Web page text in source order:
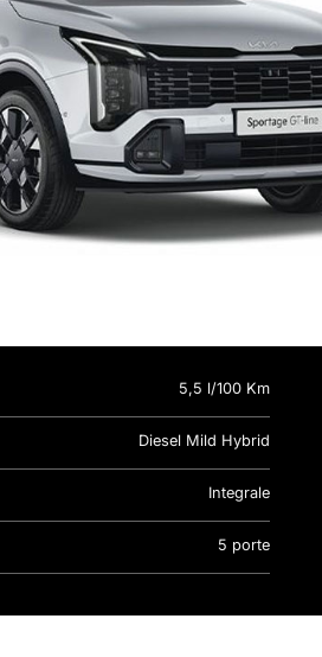
5,5 l/100 Km
Diesel Mild Hybrid
Integrale
5 porte